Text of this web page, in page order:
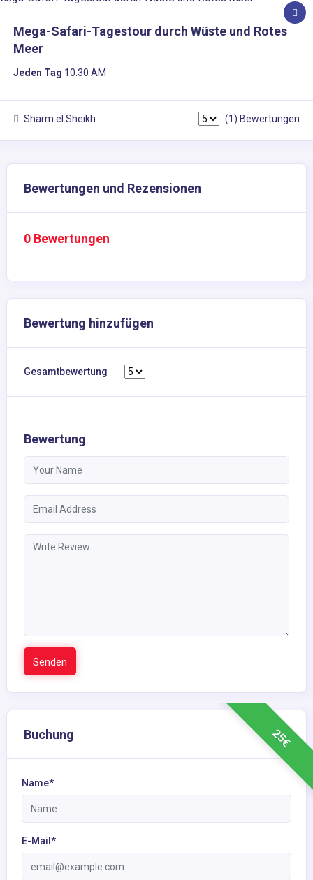
Mega-Safari-Tagestour durch Wüste und Rotes
Meer
Jeden Tag 10:30 AM
Sharm el Sheikh (1) Bewertungen
Bewertungen und Rezensionen
0 Bewertungen
Bewertung hinzufügen
Gesamtbewertung
Bewertung
Senden
25€
Buchung
Name*
E-Mail*